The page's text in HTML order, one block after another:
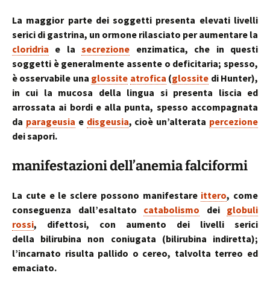
La maggior parte dei soggetti presenta elevati livelli
serici di gastrina, un ormone rilasciato per aumentare la
cloridria e lasecrezione enzimatica, che in questi
soggetti è generalmente assente o deficitaria; spesso,
è osservabile una glossite atrofica (glossite di Hunter),
in cui la mucosa della lingua si presenta liscia ed
arrossata ai bordi e alla punta, spesso accompagnata
da parageusia e disgeusia, cioè un’alterata percezione
dei sapori.
manifestazioni dell’anemia falciformi
La cute e le sclere possono manifestare ittero, come
conseguenza dall’esaltato catabolismo dei globuli
rossi, difettosi, con aumento dei livelli serici
della bilirubina non coniugata (bilirubina indiretta);
l’incarnato risulta pallido o cereo, talvolta terreo ed
emaciato.